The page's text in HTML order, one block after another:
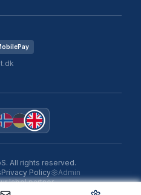
All rights reserved.
Privacy Policy
Admin
label partner
v1.0.0 · 2026-05-19